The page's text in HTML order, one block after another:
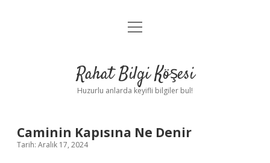
Anasayfa
Yasal Uyarı
menüyü
Rahat Bilgi Köşesi
Huzurlu anlarda keyifli bilgiler bul!
Caminin Kapısına Ne Denir
Tarih: Aralık 17, 2024